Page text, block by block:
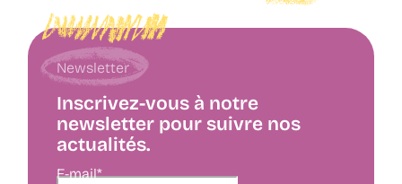
Newsletter
Inscrivez-vous à notre
newsletter pour suivre nos
actualités.
E-mail*